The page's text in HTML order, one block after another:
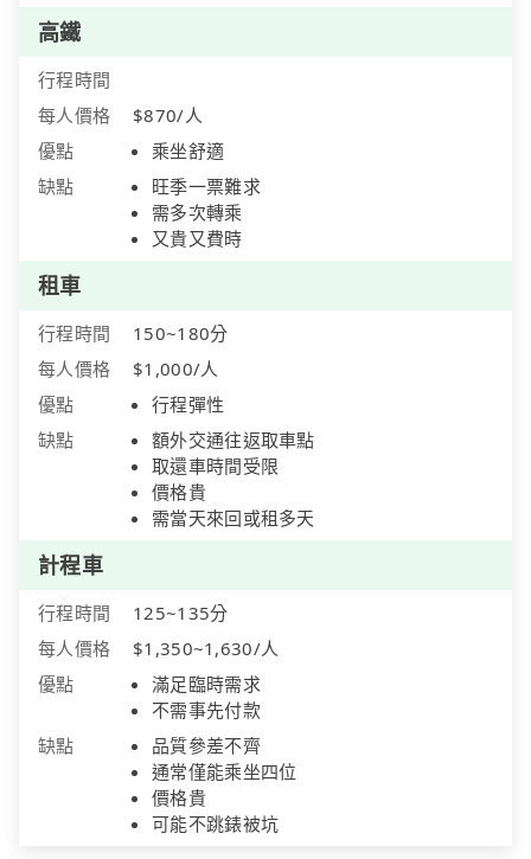
高鐵
行程時間
每人價格
$870/人
優點
乘坐舒適
缺點
旺季一票難求
需多次轉乘
又貴又費時
租車
行程時間
150~180分
每人價格
$1,000/人
優點
行程彈性
缺點
額外交通往返取車點
取還車時間受限
價格貴
需當天來回或租多天
計程車
行程時間
125~135分
每人價格
$1,350~1,630/人
優點
滿足臨時需求
不需事先付款
缺點
品質參差不齊
通常僅能乘坐四位
價格貴
可能不跳錶被坑